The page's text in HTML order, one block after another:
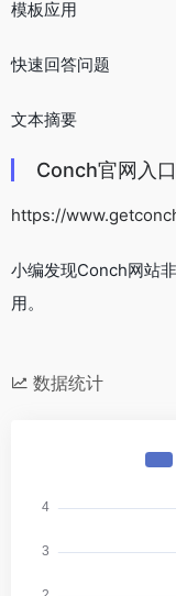
模板应用
快速回答问题
文本摘要
Conch官网入
https://
小编发现Conch网站
用。
数据统计